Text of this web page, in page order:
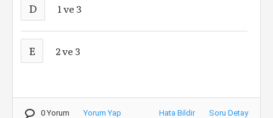
D 1 ve 3
E 2 ve 3
0 Yorum Yorum Yap Hata Bildir Soru Detay